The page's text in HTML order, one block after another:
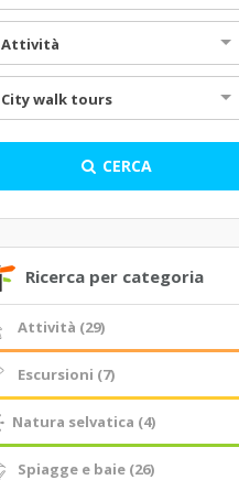
Attività
City walk tours
CERCA
Ricerca per categoria
Attività (29)
Escursioni (7)
Natura selvatica (4)
Spiagge e baie (26)